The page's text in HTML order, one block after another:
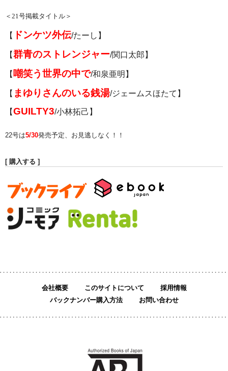
＜21号掲載タイトル＞
【 ドンケツ外伝/たーし】
【群青のストレンジャー/関口太郎】
【 嘲笑う世界の中で/和泉亜明】
【 まゆりさんのいる銭湯/ジェームスほたて】
【GUILTY3/小林拓己】
22号は5/30発売予定、お見逃しなく！！
[ 購入する ]
会社概要 このサイトについて
採用情報
バックナンバー購入方法
お問い合わせ